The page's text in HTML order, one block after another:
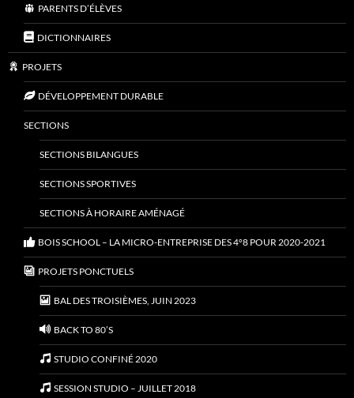
PARENTS D’ÉLÈVES
DICTIONNAIRES
PROJETS
DÉVELOPPEMENT DURABLE
SECTIONS
SECTIONS BILANGUES
SECTIONS SPORTIVES
SECTIONS À HORAIRE AMÉNAGÉ
BOIS SCHOOL – LA MICRO-ENTREPRISE DES 4°8 POUR 2020-2021
PROJETS PONCTUELS
BAL DES TROISIÈMES, JUIN 2023
BACK TO 80’S
STUDIO CONFINÉ 2020
SESSION STUDIO – JUILLET 2018